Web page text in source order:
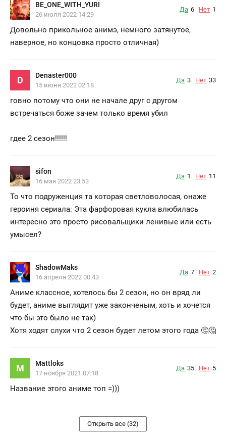
BE_ONE_WITH_YURI
26 июля 2022 14:29
Да 6 Нет 1
Довольно прикольное анимэ, немного затянутое,
наверное, но концовка просто отличная)
D Denaster000
15 июня 2022 02:18
Да 3 Нет 33
говно потому что они не начале друг с другом
встречаться боже зачем только время убил
гдее 2 сезон!!!!!!
sifon
16 мая 2022 23:53
Да 1 Нет 11
То что подруженция та которая светловолосая, онаже
героиня сериала: Эта фарфоровая кукла влюбилась
интересно это просто рисовальщики ленивые или есть
умысел?
ShadowMaks
16 апреля 2022 00:43
Да 7 Нет 2
Аниме классное, хотелось бы 2 сезон, но он вряд ли
будет, аниме выглядит уже законченым, хоть и хочется
что бы это было не так)
Хотя ходят слухи что 2 сезон будет летом этого года 🤔🤔
M Mattloks
17 ноября 2021 07:18
Да 35 Нет 5
Название этого аниме топ =)))
Открыть все (32)